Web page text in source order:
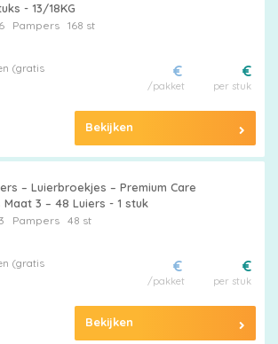
- 13/18KG
Pampers168 st
(gratis
€
per stuk
€
/pakket
Bekijken
– Luierbroekjes – Premium Care
Maat 3 – 48 Luiers - 1 stuk
Pampers48 st
(gratis
€
per stuk
€
/pakket
Bekijken